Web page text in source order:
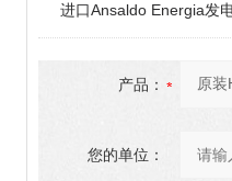
进口Ansaldo Energia发
产品：
您的单位：